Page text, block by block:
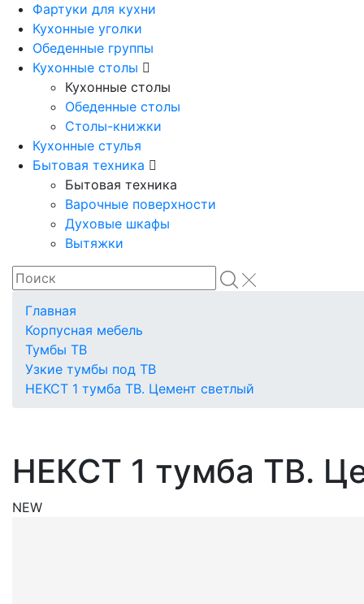
Фартуки для кухни
Кухонные уголки
Обеденные группы
Кухонные столы
Кухонные столы
Обеденные столы
Столы-книжки
Кухонные стулья
Бытовая техника
Бытовая техника
Варочные поверхности
Духовые шкафы
Вытяжки
Главная
Корпусная мебель
Тумбы ТВ
Узкие тумбы под ТВ
НЕКСТ 1 тумба ТВ. Цемент светлый
НЕКСТ 1 тумба ТВ.
NEW